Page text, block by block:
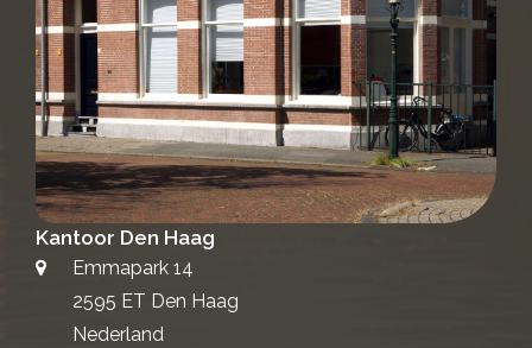
Kantoor Den Haag
Emmapark 14
2595 ET Den Haag
Nederland